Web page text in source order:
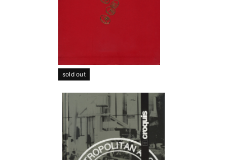
sold out